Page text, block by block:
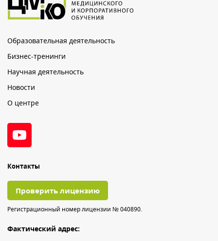
Образовательная деятельность
Бизнес-тренинги
Научная деятельность
Новости
О центре
Контакты
Проверить лицензию
Регистрационный номер лицензии № 040890.
Фактический адрес: